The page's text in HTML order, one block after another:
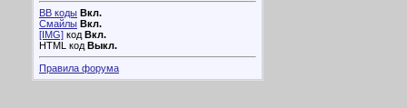
BB коды Вкл.
Смайлы Вкл.
[IMG] код Вкл.
HTML код Выкл.
Правила форума